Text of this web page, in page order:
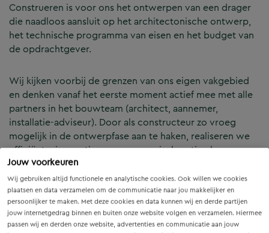
Jouw voorkeuren
Wij gebruiken altijd functionele en analytische cookies. Ook willen we cookies
plaatsen en data verzamelen om de communicatie naar jou makkelijker en
persoonlijker te maken. Met deze cookies en data kunnen wij en derde partijen
jouw internetgedrag binnen en buiten onze website volgen en verzamelen. Hiermee
passen wij en derden onze website, advertenties en communicatie aan jouw
Construeren is voor ons het ontwerpen van een drager
die naadloos aansluit op het architectonische ontwerp,
het technische programma van eisen en het budget van
de opdrachtgever.
Wij kijken voorbij de grenzen van ons eigen vakgebied
en denken vanaf het eerste moment actief mee met alle
partners in het bouwteam (architect, aannemer,
installatie-adviseur). Door als constructeur zo vroeg
mogelijk in de ontwerpfase aan te haken, realiseren we
efficiënte, innovatieve en economisch optimale
constructies — voor zowel nieuwbouw als renovatie.
Onze Expertises en Activiteiten
B&Z Bouwtechniek verzorgt het volledige constructieve